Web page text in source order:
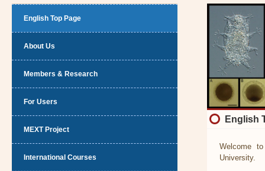
English
Welcome
University.
English Top Page
About Us
Members & Research
For Users
MEXT Project
International Courses